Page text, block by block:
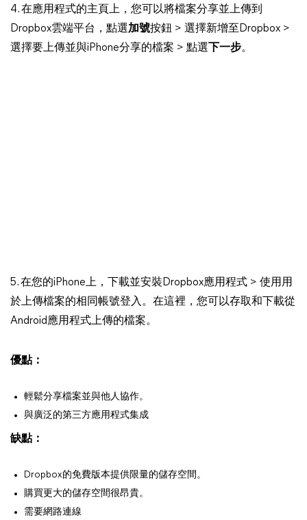
4. 在應用程式的主頁上，您可以將檔案分享並上傳到
Dropbox雲端平台，點選加號按鈕 > 選擇新增至Dropbox >
選擇要上傳並與iPhone分享的檔案 > 點選 下一步。
5. 在您的iPhone上，下載並安裝Dropbox應用程式 > 使用用
於上傳檔案的相同帳號登入。在這裡，您可以存取和下載從
Android應用程式上傳的檔案。
優點：
輕鬆分享檔案並與他人協作。
與廣泛的第三方應用程式集成
缺點：
Dropbox的免費版本提供限量的儲存空間。
購買更大的儲存空間很昂貴。
需要網路連線